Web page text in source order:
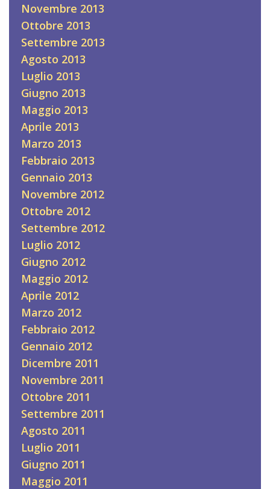
Novembre 2013
Ottobre 2013
Settembre 2013
Agosto 2013
Luglio 2013
Giugno 2013
Maggio 2013
Aprile 2013
Marzo 2013
Febbraio 2013
Gennaio 2013
Novembre 2012
Ottobre 2012
Settembre 2012
Luglio 2012
Giugno 2012
Maggio 2012
Aprile 2012
Marzo 2012
Febbraio 2012
Gennaio 2012
Dicembre 2011
Novembre 2011
Ottobre 2011
Settembre 2011
Agosto 2011
Luglio 2011
Giugno 2011
Maggio 2011